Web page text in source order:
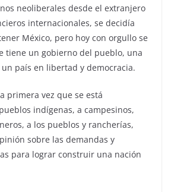
neoliberales desde el extranjero
internacionales, se decidía
México, pero hoy con orgullo se
tiene un gobierno del pueblo, una
país en libertad y democracia.
primera vez que se está
indígenas, a campesinos,
a los pueblos y rancherías,
sobre las demandas y
para lograr construir una nación